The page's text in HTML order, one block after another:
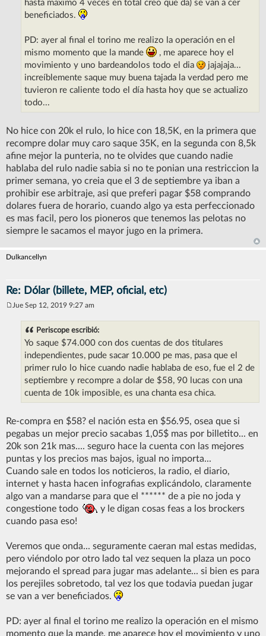
hasta maximo 4 veces en total creo que da) se van a cer
beneficiados.
PD: ayer al final el torino me realizo la operación en el
mismo momento que la mande
, me aparece hoy el
movimiento y uno bardeandolos todo el dia
jajajaja...
increíblemente saque muy buena tajada la verdad pero me
tuvieron re caliente todo el día hasta hoy que se actualizo
todo...
No hice con 20k el rulo, lo hice con 18,5K, en la primera que
recompre dolar muy caro saque 35K, en la segunda con 8,5k
afine mejor la punteria, no te olvides que cuando nadie
hablaba del rulo nadie sabia si no te ponian una restriccion la
primer semana, yo creia que el 3 de septiembre ya iban a
prohibir ese arbitraje, asi que preferi pagar $58 comprando
dolares fuera de horario, cuando algo ya esta perfeccionado
es mas facil, pero los pioneros que tenemos las pelotas no
siempre le sacamos el mayor jugo en la primera.
Dulkancellyn
Re: Dólar (billete, MEP, oficial, etc)
Jue Sep 12, 2019 9:27 am
Periscope escribió:
Yo saque $74.000 con dos cuentas de dos titulares
independientes, pude sacar 10.000 pe mas, pasa que el
primer rulo lo hice cuando nadie hablaba de eso, fue el 2 de
septiembre y recompre a dolar de $58, 90 lucas con una
cuenta de 10k imposible, es una chanta esa chica.
Re-compra en $58? el nación esta en $56.95, osea que si
pegabas un mejor precio sacabas 1,05$ mas por billetito... en
20k son 21k mas.... seguro hace la cuenta con las mejores
puntas y los precios mas bajos, igual no importa...
Cuando sale en todos los noticieros, la radio, el diario,
internet y hasta hacen infografias explicándolo, claramente
algo van a mandarse para que el ****** de a pie no joda y
congestione todo
y le digan cosas feas a los brockers
cuando pasa eso!
Veremos que onda... seguramente caeran mal estas medidas,
pero viéndolo por otro lado tal vez sequen la plaza un poco
mejorando el spread para jugar mas adelante... si bien es para
los perejiles sobretodo, tal vez los que todavia puedan jugar
se van a ver beneficiados.
PD: ayer al final el torino me realizo la operación en el mismo
momento que la mande, me aparece hoy el movimiento y uno